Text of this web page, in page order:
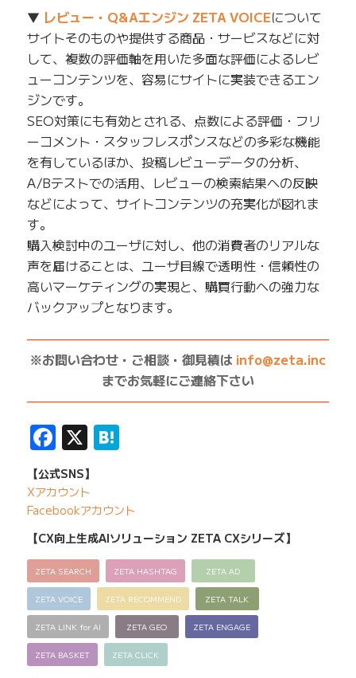
▼ レビュー・Q&Aエンジン ZETA VOICEについて
サイトそのものや提供する商品・サービスなどに対
して、複数の評価軸を用いた多面な評価によるレビ
ューコンテンツを、容易にサイトに実装できるエン
ジンです。
SEO対策にも有効とされる、点数による評価・フリ
ーコメント・スタッフレスポンスなどの多彩な機能
を有しているほか、投稿レビューデータの分析、
A/Bテストでの活用、レビューの検索結果への反映
などによって、サイトコンテンツの充実化が図れま
す。
購入検討中のユーザに対し、他の消費者のリアルな
声を届けることは、ユーザ目線で透明性・信頼性の
高いマーケティングの実現と、購買行動への強力な
バックアップとなります。
※お問い合わせ・ご相談・御見積は info@zeta.inc
までお気軽にご連絡下さい
Facebook
X Hatena
【公式SNS】
Xアカウント
Facebookアカウント
【CX向上生成AIソリューション ZETA CXシリーズ】
ZETA SEARCH ZETA HASHTAG ZETA AD
ZETA VOICE ZETA RECOMMEND ZETA TALK
ZETA LINK for AI ZETA GEO ZETA ENGAGE
ZETA BASKET ZETA CLICK